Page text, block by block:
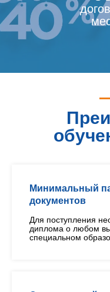
Минимальный
документов
Для поступления
диплома о любом
специальном